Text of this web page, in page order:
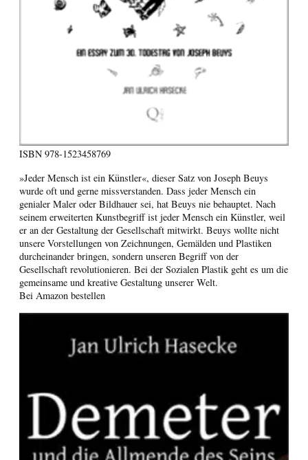
ISBN 978-1523458769
»Jeder Mensch ist ein Künstler«, dieser Satz von Joseph Beuys
wurde oft und gerne missverstanden. Dass jeder Mensch ein
genialer Maler oder Bildhauer sei, hat Beuys nie behauptet. Nach
seinem erweiterten Kunstbegriff ist jeder Mensch ein Künstler, weil
er an der Gestaltung der Gesellschaft mitwirkt. Beuys wollte nicht
unsere Vorstellungen von Zeichnungen, Gemälden und Plastiken
durcheinander bringen, sondern unseren Begriff von der
Gesellschaft revolutionieren. Bei der Sozialen Plastik geht es um die
gemeinsame und kreative Gestaltung unserer Welt.
Bei Amazon bestellen